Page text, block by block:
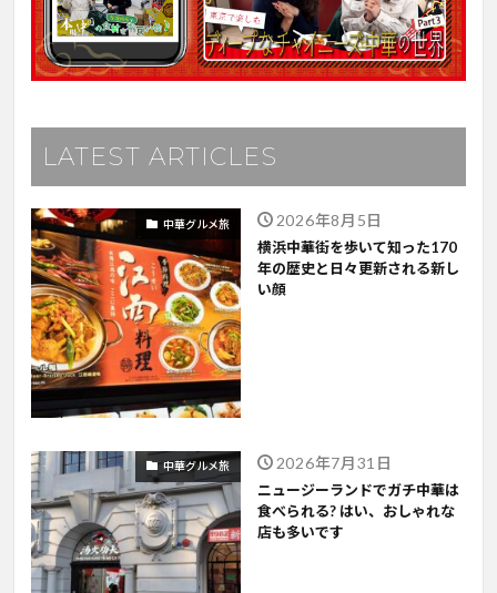
LATEST ARTICLES
中華グルメ旅 2026年8月5日
横浜中華街を歩いて知った170
年の歴史と日々更新される新し
い顔
中華グルメ旅 2026年7月31日
ニュージーランドでガチ中華は
食べられる? はい、おしゃれな
店も多いです